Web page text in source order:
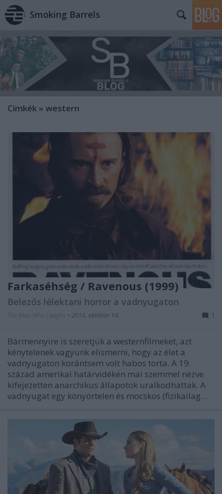
Smoking Barrels
Címkék » western
Farkaséhség / Ravenous (1999)
Belezős lélektani horror a vadnyugaton
• 2016. október 14. 1
Bármennyire is szeretjük a westernfilmeket, azt
kénytelenek vagyunk elismerni, hogy az élet a
vadnyugaton korántsem volt habos torta. A 19.
század amerikai határvidékén mai szemmel nézve
kifejezetten anarchikus állapotok uralkodhattak. A
vadnyugat egy könyörtelen és mocskos (fizikailag…